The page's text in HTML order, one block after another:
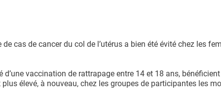
cas de cancer du col de l’utérus a bien été évité chez les
d’une vaccination de rattrapage entre 14 et 18 ans,
plus élevé, à nouveau, chez les groupes de participantes les